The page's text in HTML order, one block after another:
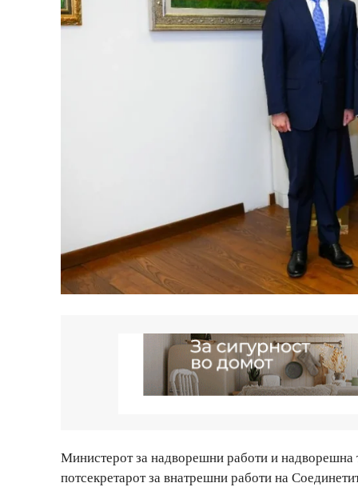
Министерот за надворешни работи и надворешна
потсекретарот за внатрешни работи на